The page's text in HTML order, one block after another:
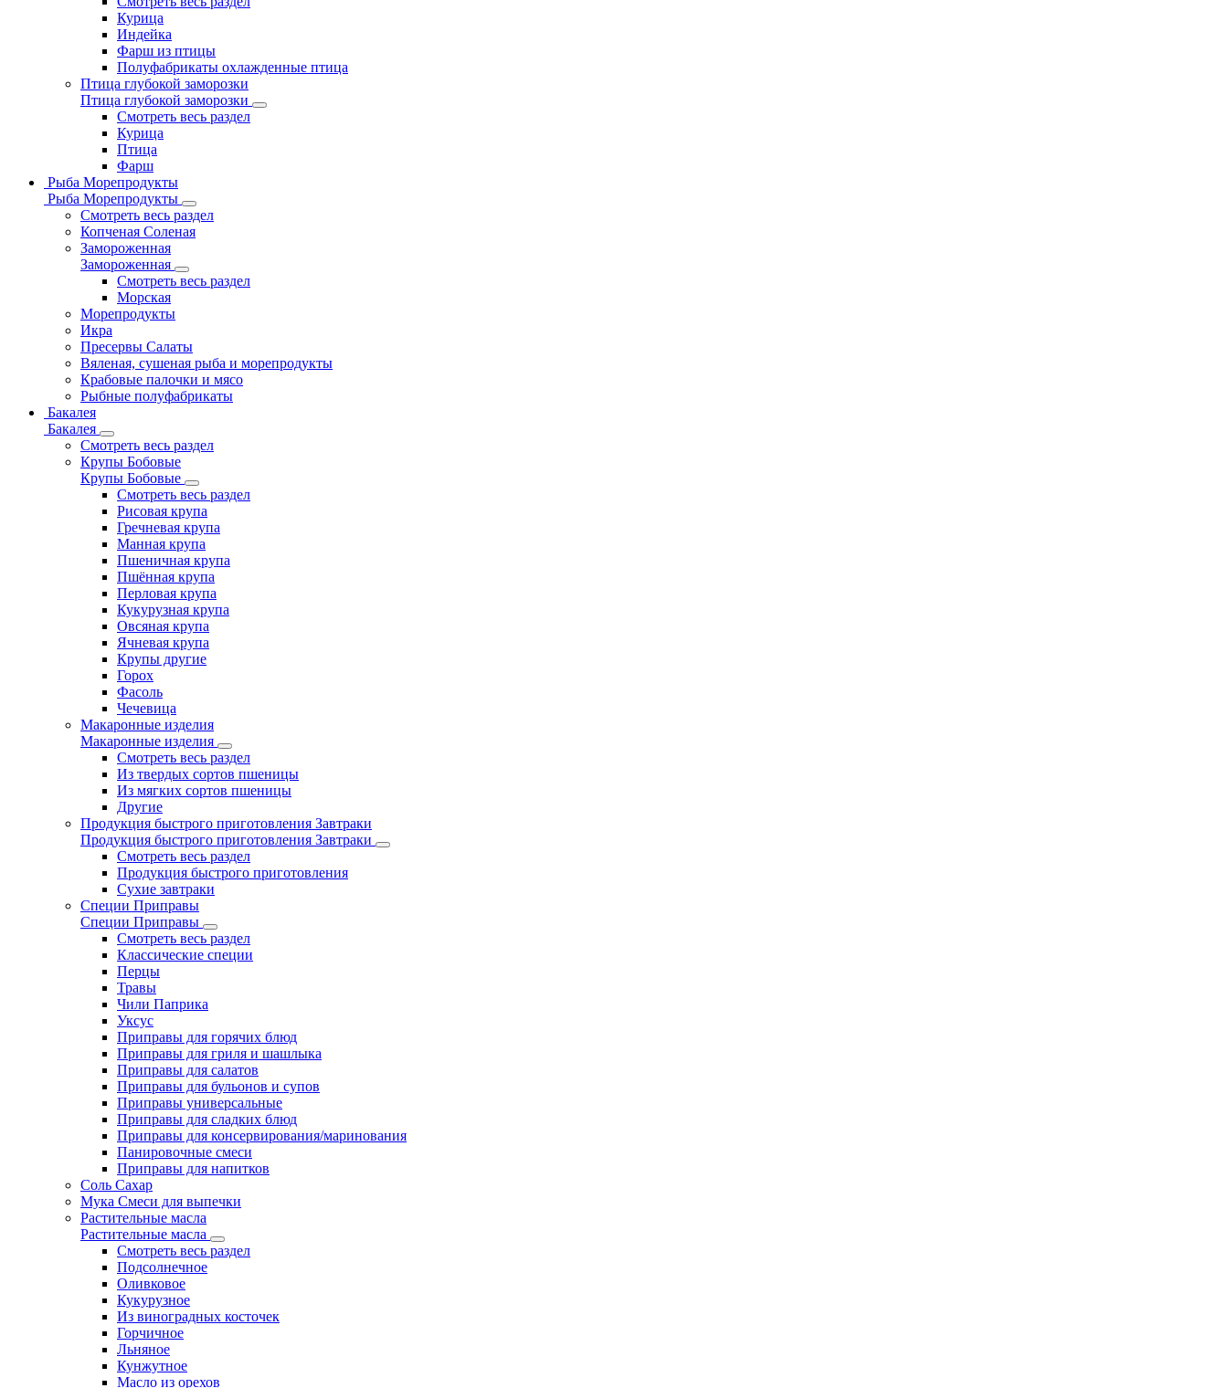
Курица
Индейка
Фарш из птицы
Полуфабрикаты охлажденные птица
Птица глубокой заморозки
Птица глубокой заморозки
Смотреть весь раздел
Курица
Птица
Фарш
Рыба Морепродукты
Рыба Морепродукты
Смотреть весь раздел
Копченая Соленая
Замороженная
Замороженная
Смотреть весь раздел
Морская
Морепродукты
Икра
Пресервы Салаты
Вяленая, сушеная рыба и морепродукты
Крабовые палочки и мясо
Рыбные полуфабрикаты
Бакалея
Бакалея
Смотреть весь раздел
Крупы Бобовые
Крупы Бобовые
Смотреть весь раздел
Рисовая крупа
Гречневая крупа
Манная крупа
Пшеничная крупа
Пшённая крупа
Перловая крупа
Кукурузная крупа
Овсяная крупа
Ячневая крупа
Крупы другие
Горох
Фасоль
Чечевица
Макаронные изделия
Макаронные изделия
Смотреть весь раздел
Из твердых сортов пшеницы
Из мягких сортов пшеницы
Другие
Продукция быстрого приготовления Завтраки
Продукция быстрого приготовления Завтраки
Смотреть весь раздел
Продукция быстрого приготовления
Сухие завтраки
Специи Приправы
Специи Приправы
Смотреть весь раздел
Классические специи
Перцы
Травы
Чили Паприка
Уксус
Приправы для горячих блюд
Приправы для гриля и шашлыка
Приправы для салатов
Приправы для бульонов и супов
Приправы универсальные
Приправы для сладких блюд
Приправы для консервирования/маринования
Панировочные смеси
Приправы для напитков
Соль Сахар
Мука Смеси для выпечки
Растительные масла
Растительные масла
Смотреть весь раздел
Подсолнечное
Оливковое
Кукурузное
Из виноградных косточек
Горчичное
Льняное
Кунжутное
Масло из орехов